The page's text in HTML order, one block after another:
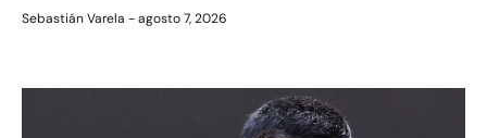
Sebastián Varela agosto 7, 2026